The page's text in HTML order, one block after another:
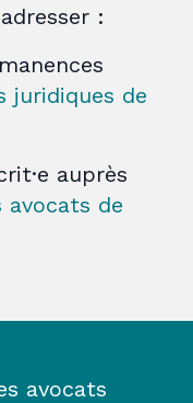
:
juridiques de
auprès
avocats de
avocats